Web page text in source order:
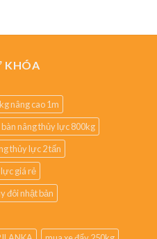
KHÓA
nâng cao 1m
bàn nâng thủy lực 800kg
thủy lực 2 tấn
giá rẻ
đôi nhật bản